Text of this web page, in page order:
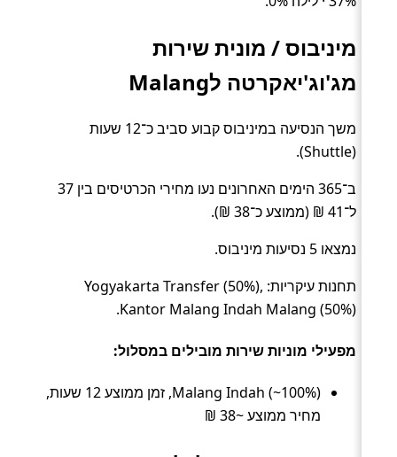
מיניבוס / מונית שירות
מג'וג'יאקרטה לMalang
משך הנסיעה במיניבוס קבוע סביב כ־12 שעות
(Shuttle).
ב־365 הימים האחרונים נעו מחירי הכרטיסים בין 37
ל־41 ₪ (ממוצע כ־38 ₪).
נמצאו 5 נסיעות מיניבוס.
תחנות עיקריות: Yogyakarta Transfer (50%),
Kantor Malang Indah Malang (50%).
מפעילי מוניות שירות מובילים במסלול:
Malang Indah (~100%), זמן ממוצע 12 שעות,
מחיר ממוצע ~38 ₪